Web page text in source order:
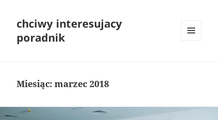
chciwy interesujacy
poradnik
Miesiąc:marzec 2018